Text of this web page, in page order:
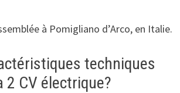
à Pomigliano d’Arco, en Italie.
techniques
2 CV électrique?